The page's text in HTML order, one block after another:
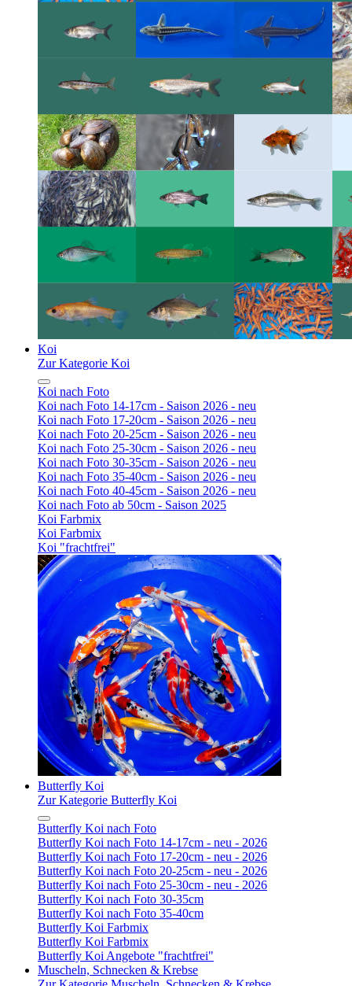
Koi
Zur Kategorie Koi
Koi nach Foto
Koi nach Foto 14-17cm - Saison 2026 - neu
Koi nach Foto 17-20cm - Saison 2026 - neu
Koi nach Foto 20-25cm - Saison 2026 - neu
Koi nach Foto 25-30cm - Saison 2026 - neu
Koi nach Foto 30-35cm - Saison 2026 - neu
Koi nach Foto 35-40cm - Saison 2026 - neu
Koi nach Foto 40-45cm - Saison 2026 - neu
Koi nach Foto ab 50cm - Saison 2025
Koi Farbmix
Koi Farbmix
Koi "frachtfrei"
Butterfly Koi
Zur Kategorie Butterfly Koi
Butterfly Koi nach Foto
Butterfly Koi nach Foto 14-17cm - neu - 2026
Butterfly Koi nach Foto 17-20cm - neu - 2026
Butterfly Koi nach Foto 20-25cm - neu - 2026
Butterfly Koi nach Foto 25-30cm - neu - 2026
Butterfly Koi nach Foto 30-35cm
Butterfly Koi nach Foto 35-40cm
Butterfly Koi Farbmix
Butterfly Koi Farbmix
Butterfly Koi Angebote "frachtfrei"
Muscheln, Schnecken & Krebse